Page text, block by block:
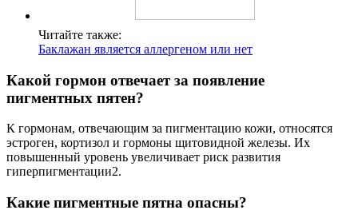
Читайте также:
Баклажан является аллергеном или нет
Какой гормон отвечает за появление
пигментных пятен?
К гормонам, отвечающим за пигментацию кожи, относятся
эстроген, кортизол и гормоны щитовидной железы. Их
повышенный уровень увеличивает риск развития
гиперпигментации2.
Какие пигментные пятна опасны?